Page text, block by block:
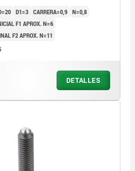
D1=3 CARRERA=0,9 N=0,8
F1 APROX. N=6
F2 APROX. N=11
DETALLES